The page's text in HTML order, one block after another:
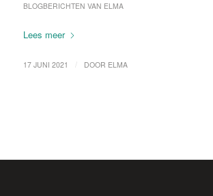
BLOGBERICHTEN VAN ELMA
Lees meer
17 JUNI 2021 DOOR ELMA